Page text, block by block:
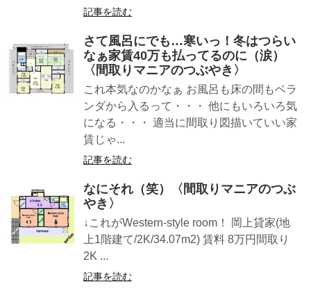
記事を読む
さて風呂にでも…寒いっ！冬はつらい
なぁ家賃40万も払ってるのに（涙）
〈間取りマニアのつぶやき〉
これ本気なのかなぁ お風呂も床の間もベラ
ンダから入るって・・・ 他にもいろいろ気
になる・・・ 適当に間取り図描いていい家
賃じゃ...
記事を読む
なにそれ（笑）〈間取りマニアのつぶ
やき〉
↓これがWestern-style room！ 岡上貸家(地
上1階建て/2K/34.07m2) 賃料 8万円間取り
2K ...
記事を読む